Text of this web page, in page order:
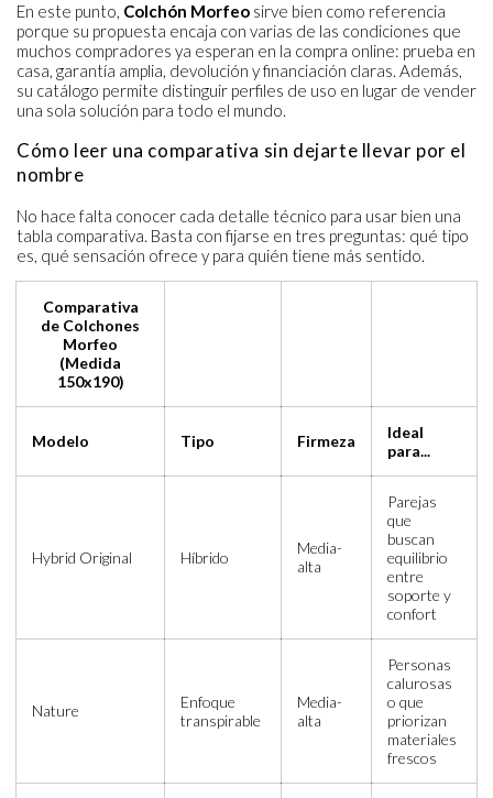
En este punto, Colchón Morfeo sirve bien como referencia
porque su propuesta encaja con varias de las condiciones que
muchos compradores ya esperan en la compra online: prueba en
casa, garantía amplia, devolución y financiación claras. Además,
su catálogo permite distinguir perfiles de uso en lugar de vender
una sola solución para todo el mundo.
Cómo leer una comparativa sin dejarte llevar por el
nombre
No hace falta conocer cada detalle técnico para usar bien una
tabla comparativa. Basta con fijarse en tres preguntas: qué tipo
es, qué sensación ofrece y para quién tiene más sentido.
Comparativa
de Colchones
Morfeo
(Medida
150x190)
Modelo Tipo Firmeza
Ideal
para...
Hybrid Original Híbrido
Media-
alta
Parejas
que
buscan
equilibrio
entre
soporte y
confort
Nature
Enfoque
transpirable
Media-
alta
Personas
calurosas
o que
priorizan
materiales
frescos